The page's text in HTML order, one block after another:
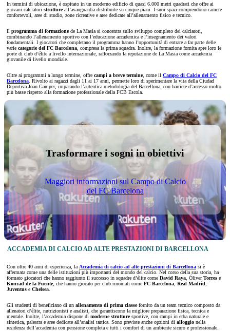
In termini di ubicazione, è ospitato in un moderno edificio di quasi 6.000 metri quadrati che offre ai
giovani calciatori struttureall’avanguardia distribuite su cinque piani. I suoi spazi comprendono camere
confortevoli, aree di studio, zone ricreative e aree dedicate all’allenamento fisico e tecnico.
Il programma di formazionede La Masia si concentra sullo sviluppo completo dei calciatori,
combinando l’allenamento sportivo con l’educazione accademica e l’insegnamento dei valori
fondamentali. I giocatori che completano il programma hanno l’opportunità di entrare a far parte delle
varie categorie del FC Barcelona , compresa la prima squadra. Inoltre, la formazione fornita apre loro le
porte di club d’élite a livello internazionale, rafforzando la reputazione de La Masia come accademia
giovanile di livello mondiale.
Oltre ai programmi a lungo termine, offre campi a breve termine, come il Campo di Calcio del FC
Barcelona . Rivolto ai ragazzi dagli 11 ai 17 anni, permette loro di sperimentare la vita della Ciudad
Deportiva Joan Gamper, imparando l’autentica metodologia del Barcellona, con barriere d’accesso molto
più basse rispetto alla formazione professionale della FCB Escola.
Trasformare i sogni in obiettivi
Maggiori informazioni sul Campo di Calcio
del FC Barcelona
ACCADEMIA DI CALCIO AD ALTE PRESTAZIONI DI BARCELLONA
Con oltre 40 anni di esperienza, la Accademia di calcio ad alte prestazioni di Barcellona si è
affermata come una delle istituzioni più importanti del mondo del calcio. Nel corso della sua storia, ha
formato giocatori che hanno raggiunto il successo in squadre d’élite come David Raya , ÓliverTorres e
Konrad de la Fuente, che hanno giocato per club rinomati come FC Barcelona Real Madrid
Juventus e Chelsea
Gli studenti di beneficiano di un allenamento di prima classefornito da un team tecnico composto da
allenatori d’élite, nutrizionisti e analisti, che garantiscono la migliore preparazione fisica, tecnica e
mentale. Inoltre, l’accademia dispone di moderne strutturesportive, con campi in erba naturale e
sintetica, palestra e aree dedicate all’analisi tattica. Sono previste anche opzioni di alloggio nella
residenza dell’accademia con pensione completa e tutti i comfort di un ambiente sicuro e professionale.